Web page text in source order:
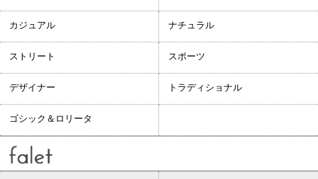
カジュアル ナチュラル
ストリート スポーツ
デザイナー トラディショナル
ゴシック＆ロリータ